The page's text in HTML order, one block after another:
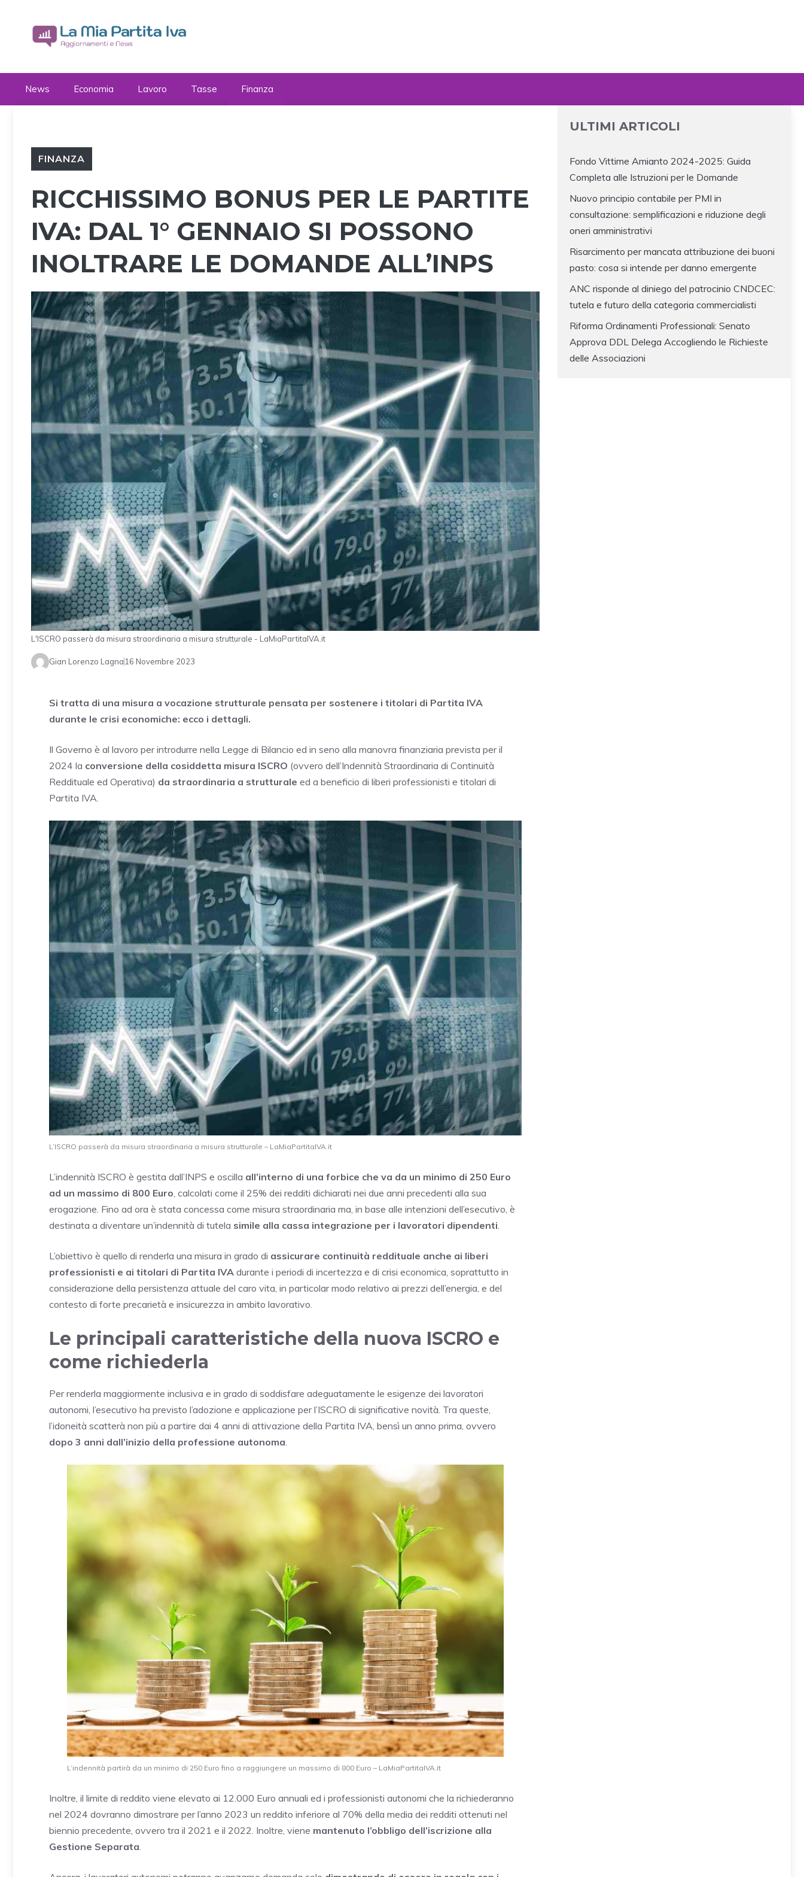
contenuto
News Economia Lavoro Tasse Finanza
FINANZA
RICCHISSIMO BONUS PER LE PARTITE
IVA: DAL 1° GENNAIO SI POSSONO
INOLTRARE LE DOMANDE ALL’INPS
L'ISCRO passerà da misura straordinaria a misura strutturale - LaMiaPartitaIVA.it
Gian Lorenzo Lagna 16 Novembre 2023
Si tratta di una misura a vocazione strutturale pensata per sostenere i titolari di Partita IVA
durante le crisi economiche: ecco i dettagli.
Il Governo è al lavoro per introdurre nella Legge di Bilancio ed in seno alla manovra finanziaria prevista per il
2024 la conversione della cosiddetta misura ISCRO (ovvero dell’Indennità Straordinaria di Continuità
Reddituale ed Operativa) da straordinaria a strutturale ed a beneficio di liberi professionisti e titolari di
Partita IVA.
L’ISCRO passerà da misura straordinaria a misura strutturale – LaMiaPartitaIVA.it
L’indennità ISCRO è gestita dall’INPS e oscilla all’interno di una forbice che va da un minimo di 250 Euro
ad un massimo di 800 Euro, calcolati come il 25% dei redditi dichiarati nei due anni precedenti alla sua
erogazione. Fino ad ora è stata concessa come misura straordinaria ma, in base alle intenzioni dell’esecutivo, è
destinata a diventare un’indennità di tutela simile alla cassa integrazione per i lavoratori dipendenti.
L’obiettivo è quello di renderla una misura in grado di assicurare continuità reddituale anche ai liberi
professionisti e ai titolari di Partita IVA durante i periodi di incertezza e di crisi economica, soprattutto in
considerazione della persistenza attuale del caro vita, in particolar modo relativo ai prezzi dell’energia, e del
contesto di forte precarietà e insicurezza in ambito lavorativo.
Le principali caratteristiche della nuova ISCRO e
come richiederla
Per renderla maggiormente inclusiva e in grado di soddisfare adeguatamente le esigenze dei lavoratori
autonomi, l’esecutivo ha previsto l’adozione e applicazione per l’ISCRO di significative novità. Tra queste,
l’idoneità scatterà non più a partire dai 4 anni di attivazione della Partita IVA, bensì un anno prima, ovvero
dopo 3 anni dall’inizio della professione autonoma.
L’indennità partirà da un minimo di 250 Euro fino a raggiungere un massimo di 800 Euro – LaMiaPartitaIVA.it
Inoltre, il limite di reddito viene elevato ai 12.000 Euro annuali ed i professionisti autonomi che la richiederanno
nel 2024 dovranno dimostrare per l’anno 2023 un reddito inferiore al 70% della media dei redditi ottenuti nel
biennio precedente, ovvero tra il 2021 e il 2022. Inoltre, viene mantenuto l’obbligo dell’iscrizione alla
Gestione Separata
ULTIMI ARTICOLI
Fondo Vittime Amianto 2024-2025: Guida
Completa alle Istruzioni per le Domande
Nuovo principio contabile per PMI in
consultazione: semplificazioni e riduzione degli
oneri amministrativi
Risarcimento per mancata attribuzione dei buoni
pasto: cosa si intende per danno emergente
ANC risponde al diniego del patrocinio CNDCEC:
tutela e futuro della categoria commercialisti
Riforma Ordinamenti Professionali: Senato
Approva DDL Delega Accogliendo le Richieste
delle Associazioni